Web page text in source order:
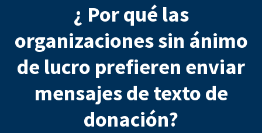
¿ Por qué las
organizaciones sin ánimo
de lucro prefieren enviar
mensajes de texto de
donación?